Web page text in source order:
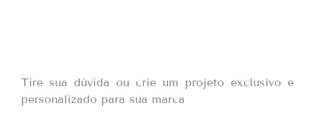
Tire sua dúvida ou crie um projeto exclusivo e
personalizado para sua marca